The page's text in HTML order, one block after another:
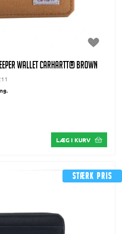
WALLET CARHARTT® BROWN
LÆG I KURV
Stærk pris